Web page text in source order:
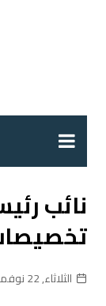
نائب
الثلاثاء, 22 نوفمبر 2022, 20:13